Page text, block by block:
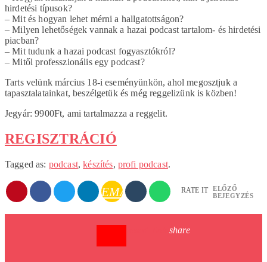
hirdetési típusok?
– Mit és hogyan lehet mérni a hallgatottságon?
– Milyen lehetőségek vannak a hazai podcast tartalom- és hirdetési
piacban?
– Mit tudunk a hazai podcast fogyasztókról?
– Mitől professzionális egy podcast?
Tarts velünk március 18-i eseményünkön, ahol megosztjuk a
tapasztalatainkat, beszélgetük és még reggelizünk is közben!
Jegyár: 9900Ft, ami tartalmazza a reggelit.
REGISZTRÁCIÓ
Tagged as: podcast,készítés, profi podcast.
EMAIL RATE IT
ELŐZŐ
BEJEGYZÉS
share